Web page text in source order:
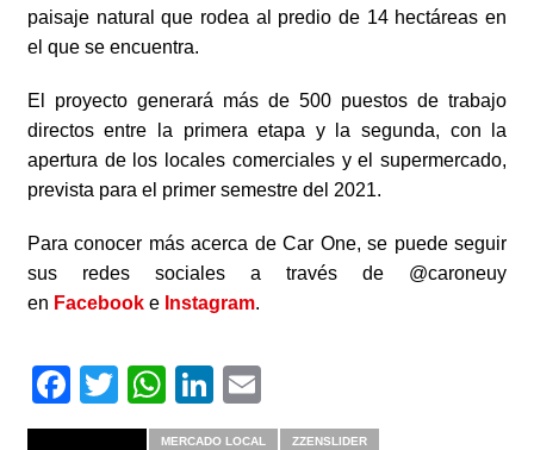
paisaje natural que rodea al predio de 14 hectáreas en
el que se encuentra.
El proyecto generará más de 500 puestos de trabajo
directos entre la primera etapa y la segunda, con la
apertura de los locales comerciales y el supermercado,
prevista para el primer semestre del 2021.
Para conocer más acerca de Car One, se puede seguir
sus redes sociales a través de @caroneuy
en Facebooke Instagram.
Facebook
Twitter
WhatsApp
LinkedIn
MERCADO LOCAL ZZENSLIDER